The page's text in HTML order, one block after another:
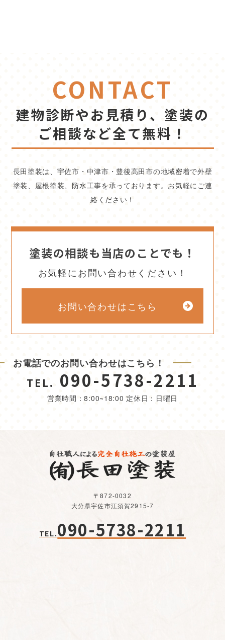
CONTACT
建物診断やお見積り、塗装の
ご相談など全て無料！
長田塗装は、宇佐市・中津市・豊後高田市の地域密着で外壁
塗装、屋根塗装、防水工事を承っております。お気軽にご連
絡ください！
塗装の相談も当店のことでも！
お気軽にお問い合わせください！
お問い合わせはこちら
お電話でのお問い合わせはこちら！
TEL. 090-5738-2211
営業時間：8:00~18:00 定休日：日曜日
〒872-0032
大分県宇佐市江須賀2915-7
TEL.090-5738-2211